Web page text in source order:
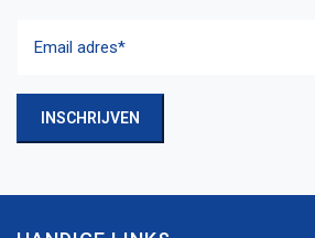
adres(Vereist)
INSCHRIJVEN